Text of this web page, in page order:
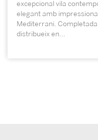
excepcional vila
elegant amb
Mediterrani. Completada
distribueix en...